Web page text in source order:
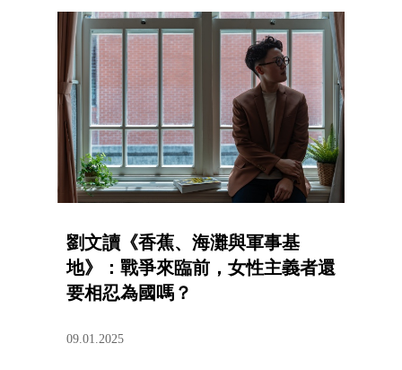
劉文讀《香蕉、海灘與軍事基
地》：戰爭來臨前，女性主義者還
要相忍為國嗎？
09.01.2025